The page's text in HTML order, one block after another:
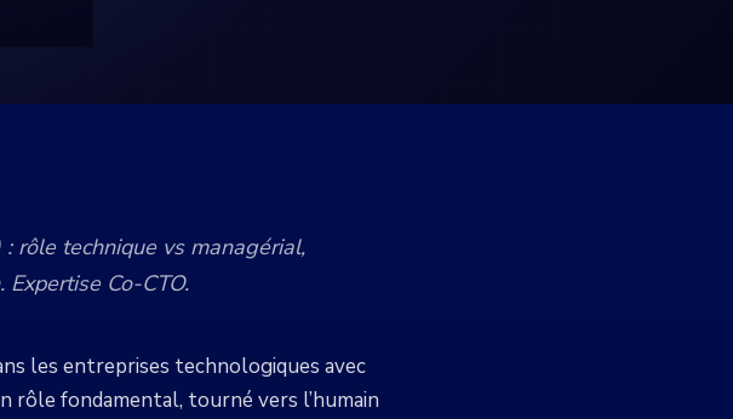
rôle technique vs managérial,
Co-CTO.
les entreprises technologiques avec
rôle fondamental, tourné vers l’humain